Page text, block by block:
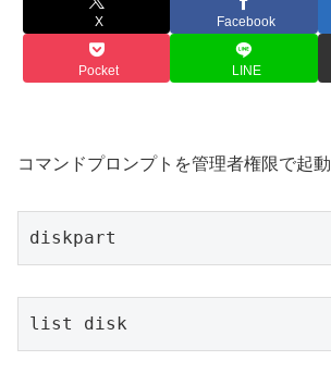
X Facebook
Pocket LINE
コマンドプロンプトを管理者権限で起動
diskpart
list disk